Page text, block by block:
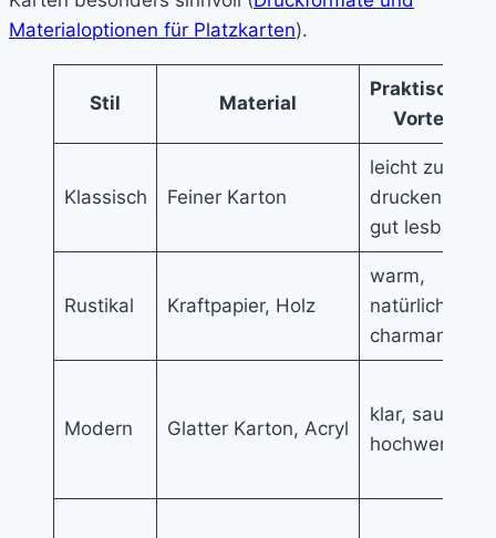
Materialoptionen für Platzkarten).
Stil Material
Praktischer
Vorteil
Klassisch Feiner Karton
leicht zu
drucken,
gut lesbar
Rustikal Kraftpapier, Holz
warm,
natürlich,
charmant
Modern Glatter Karton, Acryl
klar, sauber,
hochwertig